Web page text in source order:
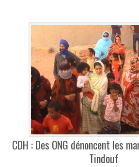
CDH : Des ONG dénoncent les
Tindouf